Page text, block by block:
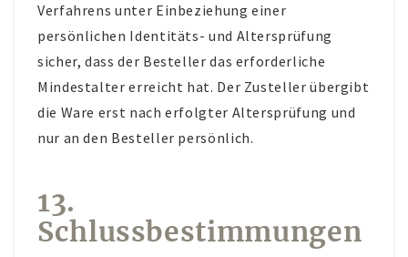
Verfahrens unter Einbeziehung einer
persönlichen Identitäts- und Altersprüfung
sicher, dass der Besteller das erforderliche
Mindestalter erreicht hat. Der Zusteller übergibt
die Ware erst nach erfolgter Altersprüfung und
nur an den Besteller persönlich.
13.
Schlussbestimmungen